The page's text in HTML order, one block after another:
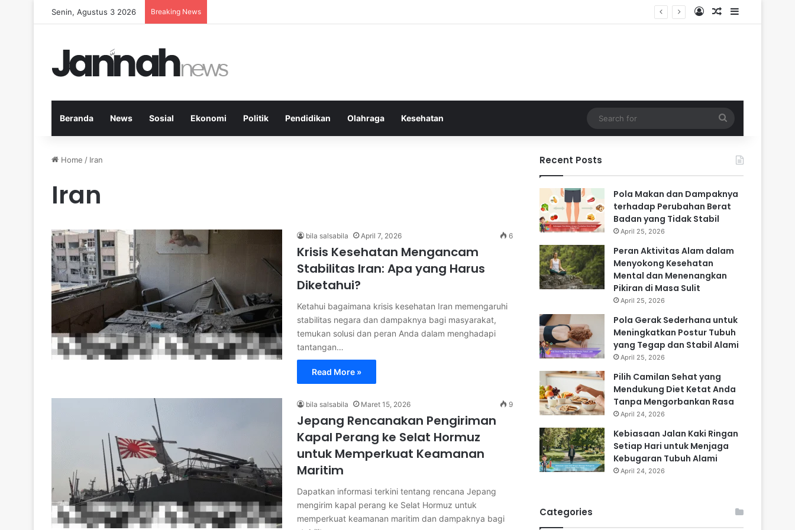
Senin, Agustus 3 2026 Breaking News Log InRandom Article
Sidebar
Beranda News Sosial Ekonomi Politik Pendidikan Olahraga Kesehatan
for
Home / Iran
Iran
bila salsabila April 7, 2026 6
Krisis Kesehatan Mengancam
Stabilitas Iran: Apa yang Harus
Diketahui?
Ketahui bagaimana krisis kesehatan Iran memengaruhi
stabilitas negara dan dampaknya bagi masyarakat,
temukan solusi dan peran Anda dalam menghadapi
tantangan…
Read More »
bila salsabila Maret 15, 2026 9
Jepang Rencanakan Pengiriman
Kapal Perang ke Selat Hormuz
untuk Memperkuat Keamanan
Maritim
Dapatkan informasi terkini tentang rencana Jepang
mengirim kapal perang ke Selat Hormuz untuk
memperkuat keamanan maritim dan dampaknya bagi
Recent Posts
Pola Makan dan Dampaknya
terhadap Perubahan Berat
Badan yang Tidak Stabil
April 25, 2026
Peran Aktivitas Alam dalam
Menyokong Kesehatan
Mental dan Menenangkan
Pikiran di Masa Sulit
April 25, 2026
Pola Gerak Sederhana untuk
Meningkatkan Postur Tubuh
yang Tegap dan Stabil Alami
April 25, 2026
Pilih Camilan Sehat yang
Mendukung Diet Ketat Anda
Tanpa Mengorbankan Rasa
April 24, 2026
Kebiasaan Jalan Kaki Ringan
Setiap Hari untuk Menjaga
Kebugaran Tubuh Alami
April 24, 2026
Categories